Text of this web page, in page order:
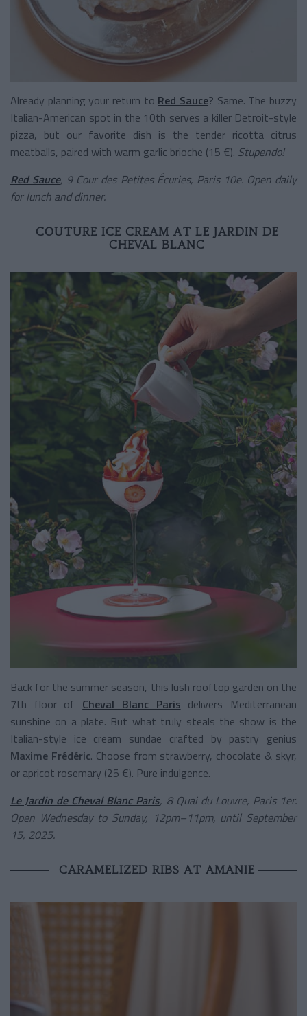
Already planning your return to Red Sauce? Same. The buzzy
Italian-American spot in the 10th serves a killer Detroit-style
pizza, but our favorite dish is the tender ricotta citrus
meatballs, paired with warm garlic brioche (15 €). Stupendo!
Red Sauce, 9 Cour des Petites Écuries, Paris 10e. Open daily
for lunch and dinner.
COUTURE ICE CREAM AT LE JARDIN DE
CHEVAL BLANC
Back for the summer season, this lush rooftop garden on the
7th floor of Cheval Blanc Paris delivers Mediterranean
sunshine on a plate. But what truly steals the show is the
Italian-style ice cream sundae crafted by pastry genius
Maxime Frédéric. Choose from strawberry, chocolate & skyr,
or apricot rosemary (25 €). Pure indulgence.
Le Jardin de Cheval Blanc Paris, 8 Quai du Louvre, Paris 1er.
Open Wednesday to Sunday, 12pm–11pm, until September
15, 2025.
CARAMELIZED RIBS AT AMANIE